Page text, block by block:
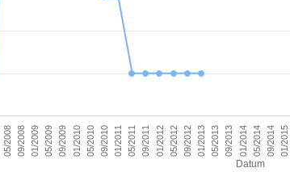
Datum
05/2008 09/2008 01/2009 05/2009 09/2009 01/2010 05/2010 09/2010 01/2011 05/2011 09/2011 01/2012 05/2012 09/2012 01/2013 05/2013 09/2013 01/2014 05/2014 09/2014 01/2015